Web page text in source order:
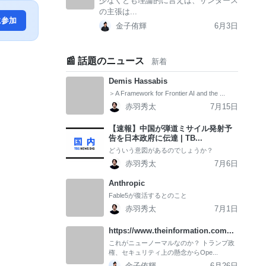
加
の主張は...
金子侑輝
6月3日
📰 話題のニュース 新着
Demis Hassabis
＞A Framework for Frontier AI and the ...
赤羽秀太 7月15日
【速報】中国が弾道ミサイル発射予
告を日本政府に伝達 | TB...
どういう意図があるのでしょうか？
赤羽秀太 7月6日
Anthropic
Fable5が復活するとのこと
赤羽秀太 7月1日
https://www.theinformation.com...
これがニューノーマルなのか？ トランプ政
権、セキュリティ上の懸念からOpe...